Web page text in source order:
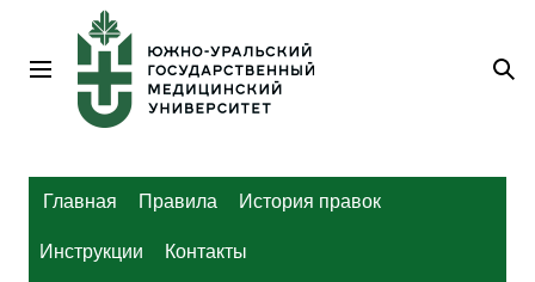
содержанию
Главное меню
Главная Правила История правок
Инструкции Контакты